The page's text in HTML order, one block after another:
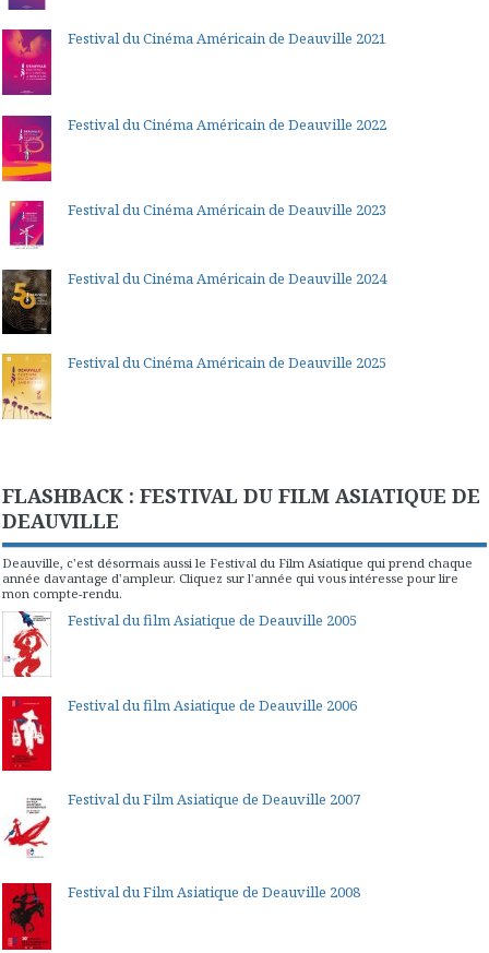
Festival du Cinéma Américain de Deauville 2021
Festival du Cinéma Américain de Deauville 2022
Festival du Cinéma Américain de Deauville 2023
Festival du Cinéma Américain de Deauville 2024
Festival du Cinéma Américain de Deauville 2025
FLASHBACK : FESTIVAL DU FILM ASIATIQUE DE
DEAUVILLE
Deauville, c'est désormais aussi le Festival du Film Asiatique qui prend chaque
année davantage d'ampleur. Cliquez sur l'année qui vous intéresse pour lire
mon compte-rendu.
Festival du film Asiatique de Deauville 2005
Festival du film Asiatique de Deauville 2006
Festival du Film Asiatique de Deauville 2007
Festival du Film Asiatique de Deauville 2008